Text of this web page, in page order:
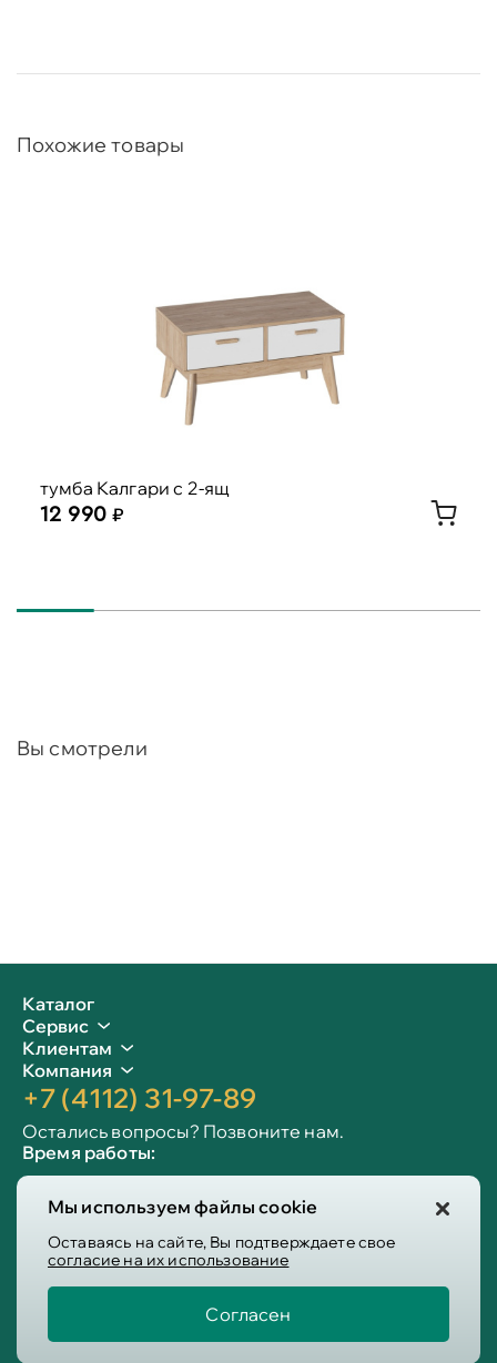
Мы используем файлы cookie
Оставаясь на сайте, Вы подтверждаете свое
согласие на их использование
Согласен
Похожие товары
тумба Калгари с 2-ящ
12 990
Вы смотрели
Каталог
Сервис
Клиентам
Компания
+7 (4112) 31-97-89
Остались вопросы? Позвоните нам.
Время работы:
Сб-вс: 10:00 - 19:00
Info@victoria-mebel.ru
Пользовательское соглашение